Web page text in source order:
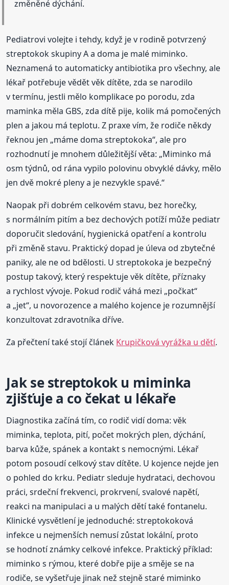
změněné dýchání.
Pediatrovi volejte i tehdy, když je v rodině potvrzený
streptokok skupiny A a doma je malé miminko.
Neznamená to automaticky antibiotika pro všechny, ale
lékař potřebuje vědět věk dítěte, zda se narodilo
v termínu, jestli mělo komplikace po porodu, zda
maminka měla GBS, zda dítě pije, kolik má pomočených
plen a jakou má teplotu. Z praxe vím, že rodiče někdy
řeknou jen „máme doma streptokoka“, ale pro
rozhodnutí je mnohem důležitější věta: „Miminko má
osm týdnů, od rána vypilo polovinu obvyklé dávky, mělo
jen dvě mokré pleny a je nezvykle spavé.“
Naopak při dobrém celkovém stavu, bez horečky,
s normálním pitím a bez dechových potíží může pediatr
doporučit sledování, hygienická opatření a kontrolu
při změně stavu. Praktický dopad je úleva od zbytečné
paniky, ale ne od bdělosti. U streptokoka je bezpečný
postup takový, který respektuje věk dítěte, příznaky
a rychlost vývoje. Pokud rodič váhá mezi „počkat“
a „jet“, u novorozence a malého kojence je rozumnější
konzultovat zdravotníka dříve.
Za přečtení také stojí článek Krupičková vyrážka u dětí.
Jak se streptokok u miminka
zjišťuje a co čekat u lékaře
Diagnostika začíná tím, co rodič vidí doma: věk
miminka, teplota, pití, počet mokrých plen, dýchání,
barva kůže, spánek a kontakt s nemocnými. Lékař
potom posoudí celkový stav dítěte. U kojence nejde jen
o pohled do krku. Pediatr sleduje hydrataci, dechovou
práci, srdeční frekvenci, prokrvení, svalové napětí,
reakci na manipulaci a u malých dětí také fontanelu.
Klinické vysvětlení je jednoduché: streptokoková
infekce u nejmenších nemusí zůstat lokální, proto
se hodnotí známky celkové infekce. Praktický příklad:
miminko s rýmou, které dobře pije a směje se na
rodiče, se vyšetřuje jinak než stejně staré miminko